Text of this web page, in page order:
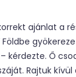
ajánlat a
Ő
Rajtuk